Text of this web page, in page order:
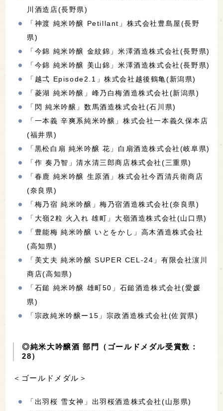
川酒造店(長野県)
「神渡 純米吟醸 Petillant」株式会社豊島屋(長野
県)
「今錦 純米吟醸 金紋錦」米澤酒造株式会社(長野県)
「今錦 純米吟醸 美山錦」米澤酒造株式会社(長野県)
「越弌 Episode2.1」株式会社越後鶴亀(新潟県)
「菱湖 純米吟醸」峰乃白梅酒造株式会社(新潟県)
「閃 純米吟醸」数馬酒造株式会社(石川県)
「一本義 辛爽系純米吟醸」株式会社一本義久保本店
(福井県)
「黒松白扇 純米吟醸 花」白扇酒造株式会社(岐阜県)
「作 奏乃智」清水清三郎商店株式会社(三重県)
「春鹿 純米吟醸 生原酒」株式会社今西清兵衛商店
(奈良県)
「梅乃宿 純米吟醸」梅乃宿酒造株式会社(奈良県)
「大嶺2粒 火入れ 雄町」大嶺酒造株式会社(山口県)
「豊能梅 純米吟醸 いとをかし」高木酒造株式会社
(高知県)
「美丈夫 純米吟醸 SUPER CEL-24」有限会社濵川
商店(高知県)
「石鎚 純米吟醸 雄町50」石鎚酒造株式会社(愛媛
県)
「宗政純米吟醸ー15」宗政酒造株式会社(佐賀県)
◎純米大吟醸酒 部門（ゴールドメダル受賞数：
28）
＜ゴールドメダル＞
「出羽桜 雪女神」出羽桜酒造株式会社(山形県)